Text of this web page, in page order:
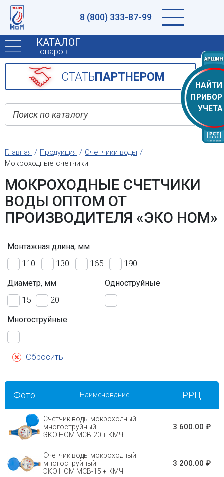
8 (800) 333-87-99
КАТАЛОГ
товаров
CТАТЬПАРТНЕРОМ
Главная Продукция
Счетчики воды
Мокроходные счетчики
МОКРОХОДНЫЕ СЧЕТЧИКИ
ВОДЫ ОПТОМ ОТ
ПРОИЗВОДИТЕЛЯ «ЭКО НОМ»
Монтажная длина, мм
110 130 165 190
Диаметр, мм
15 20
Одноструйные
Многоструйные
Сбросить
Фото Наименование РРЦ
Счетчик воды мокроходный
многоструйный
ЭКО НОМ МСВ-20 + КМЧ
3 600.00 ₽
Счетчик воды мокроходный
многоструйный
ЭКО НОМ МСВ-15 + КМЧ
3 200.00 ₽
НАЙТИ
ПРИБОР
УЧЕТА